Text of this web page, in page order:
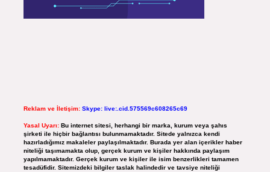
Reklam ve İletişim: Skype: live:.cid.575569c608265c69
Yasal Uyarı: Bu internet sitesi, herhangi bir marka, kurum veya şahıs
şirketi ile hiçbir bağlantısı bulunmamaktadır. Sitede yalnızca kendi
hazırladığımız makaleler paylaşılmaktadır. Burada yer alan içerikler haber
niteliği taşımamakta olup, gerçek kurum ve kişiler hakkında paylaşım
yapılmamaktadır. Gerçek kurum ve kişiler ile isim benzerlikleri tamamen
tesadüfidir. Sitemizdeki bilgiler taslak halindedir ve tavsiye niteliği